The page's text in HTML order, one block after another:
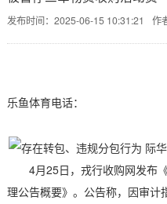
发布时间：2025-06-15 10:31:21 作
乐鱼体育电话：
4月25日，戎行收购网发布《
理公告概要》。公告称，因审计